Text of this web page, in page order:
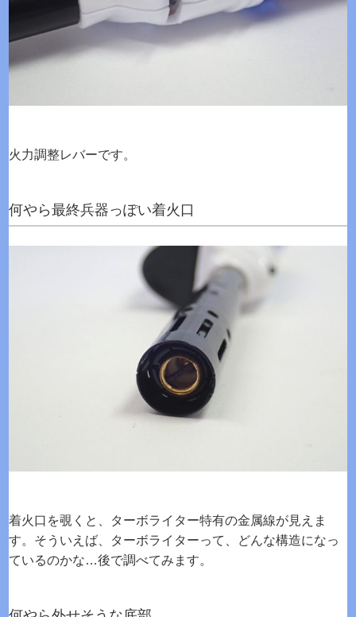
火力調整レバーです。
何やら最終兵器っぽい着火口
着火口を覗くと、ターボライター特有の金属線が見えま
す。そういえば、ターボライターって、どんな構造になっ
ているのかな…後で調べてみます。